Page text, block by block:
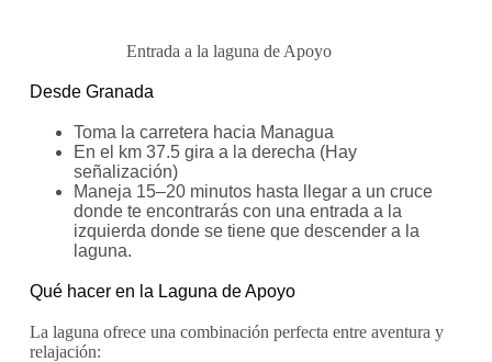
Entrada a la laguna de Apoyo
Desde Granada
Toma la carretera hacia Managua
En el km 37.5 gira a la derecha (Hay
señalización)
Maneja 15–20 minutos hasta llegar a un cruce
donde te encontrarás con una entrada a la
izquierda donde se tiene que descender a la
laguna.
Qué hacer en la Laguna de Apoyo
La laguna ofrece una combinación perfecta entre aventura y
relajación: